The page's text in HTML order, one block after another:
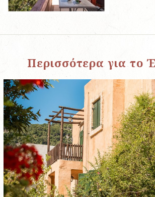
Περισσότερα για το